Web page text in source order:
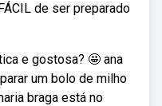
de ser preparado
e gostosa? 🤩 ana
um bolo de milho
braga está no